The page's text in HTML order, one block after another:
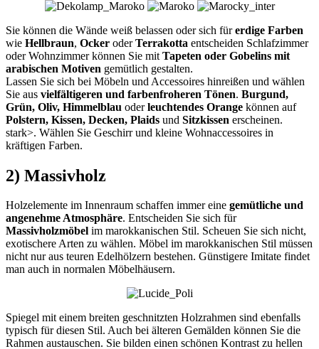
Sie können die Wände weiß belassen oder sich fürerdige Farben
wie Hellbraun, Ocker oderTerrakotta entscheiden Schlafzimmer
oder Wohnzimmer können Sie mit Tapeten oder Gobelins mit
arabischen Motiven gemütlich gestalten.
Lassen Sie sich bei Möbeln und Accessoires hinreißen und wählen
Sie aus vielfältigeren und farbenfroheren Tönen. Burgund,
Grün, Oliv, Himmelblau oderleuchtendes Orange können auf
Polstern, Kissen, Decken, Plaids und Sitzkissen erscheinen.
stark>. Wählen Sie Geschirr und kleine Wohnaccessoires in
kräftigen Farben.
2) Massivholz
Holzelemente im Innenraum schaffen immer eine gemütliche und
angenehme Atmosphäre. Entscheiden Sie sich für
Massivholzmöbel im marokkanischen Stil. Scheuen Sie sich nicht,
exotischere Arten zu wählen. Möbel im marokkanischen Stil müssen
nicht nur aus teuren Edelhölzern bestehen. Günstigere Imitate findet
man auch in normalen Möbelhäusern.
Spiegel mit einem breiten geschnitzten Holzrahmen sind ebenfalls
typisch für diesen Stil. Auch bei älteren Gemälden können Sie die
Rahmen austauschen. Sie bilden einen schönen Kontrast zu hellen